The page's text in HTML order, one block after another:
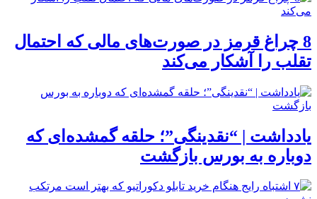
8 چراغ قرمز در صورت‌های مالی که احتمال
تقلب را آشکار می‌کند
یادداشت | “نقدینگی”؛ حلقه گمشده‌ای که
دوباره به بورس بازگشت